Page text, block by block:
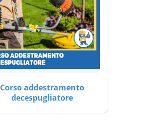
Corso addestramento
decespugliatore